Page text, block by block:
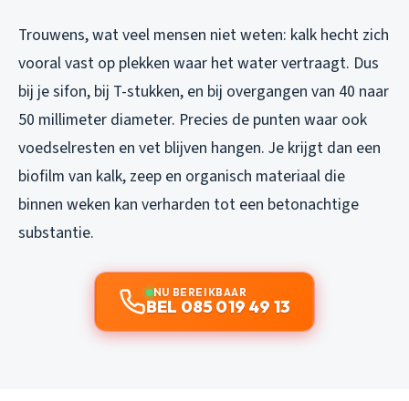
Trouwens, wat veel mensen niet weten: kalk hecht zich
vooral vast op plekken waar het water vertraagt. Dus
bij je sifon, bij T-stukken, en bij overgangen van 40 naar
50 millimeter diameter. Precies de punten waar ook
voedselresten en vet blijven hangen. Je krijgt dan een
biofilm van kalk, zeep en organisch materiaal die
binnen weken kan verharden tot een betonachtige
substantie.
NU BEREIKBAAR
BEL 085 019 49 13